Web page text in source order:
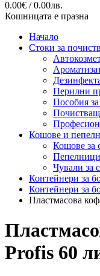
0.00€ / 0.00лв.
Кошницата е празна
Начало
Стоки за
Перилни
Пособия
Кошове и
Кошове за
Пепелници
Чували за
Контейнери за
Контейнери за
Пластмасова
Profis 60